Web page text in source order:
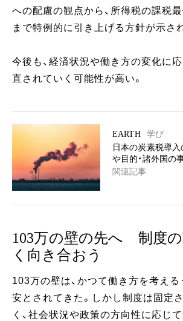
への配慮の観点から、所得税の課税
まで特例的に引き上げる方針が示され
今後も、経済状況や働き方の変化に応
直されていく可能性が高い。
EARTH
学び
日本の炭素税導
や目的・諸外国の
関連記事
103万の壁の先へ 制度の
く向き合おう
103万の壁は、かつて働き方を考える
安とされてきた。しかし制度は固定
く、社会状況や政策の方向性に応じて